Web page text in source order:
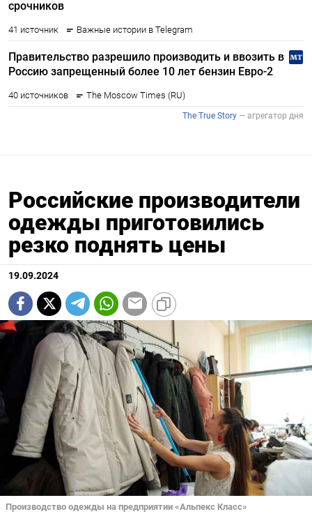
Российские производители
одежды приготовились
резко поднять цены
19.09.2024
Производство одежды на предприятии «Альпекс Класс»